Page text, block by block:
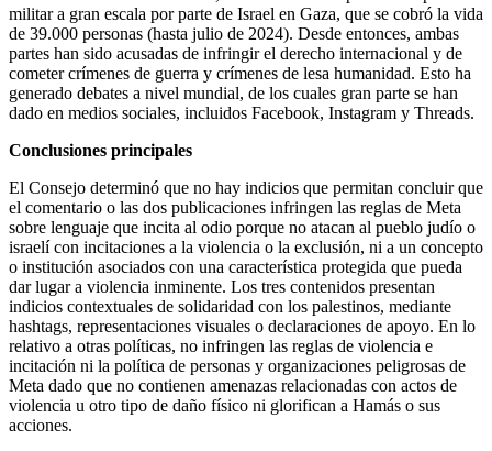
militar a gran escala por parte de Israel en Gaza, que se cobró la vida
de 39.000 personas (hasta julio de 2024). Desde entonces, ambas
partes han sido acusadas de infringir el derecho internacional y de
cometer crímenes de guerra y crímenes de lesa humanidad. Esto ha
generado debates a nivel mundial, de los cuales gran parte se han
dado en medios sociales, incluidos Facebook, Instagram y Threads.
Conclusiones principales
El Consejo determinó que no hay indicios que permitan concluir que
el comentario o las dos publicaciones infringen las reglas de Meta
sobre lenguaje que incita al odio porque no atacan al pueblo judío o
israelí con incitaciones a la violencia o la exclusión, ni a un concepto
o institución asociados con una característica protegida que pueda
dar lugar a violencia inminente. Los tres contenidos presentan
indicios contextuales de solidaridad con los palestinos, mediante
hashtags, representaciones visuales o declaraciones de apoyo. En lo
relativo a otras políticas, no infringen las reglas de violencia e
incitación ni la política de personas y organizaciones peligrosas de
Meta dado que no contienen amenazas relacionadas con actos de
violencia u otro tipo de daño físico ni glorifican a Hamás o sus
acciones.